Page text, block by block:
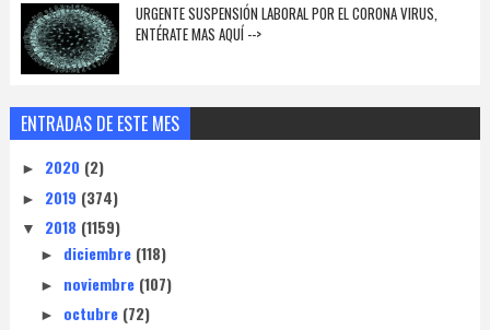
URGENTE SUSPENSIÓN LABORAL POR EL CORONA VIRUS,
ENTÉRATE MAS AQUÍ -->
ENTRADAS DE ESTE MES
► 2020 (2)
► 2019 (374)
▼ 2018 (1159)
► diciembre (118)
► noviembre (107)
► octubre (72)